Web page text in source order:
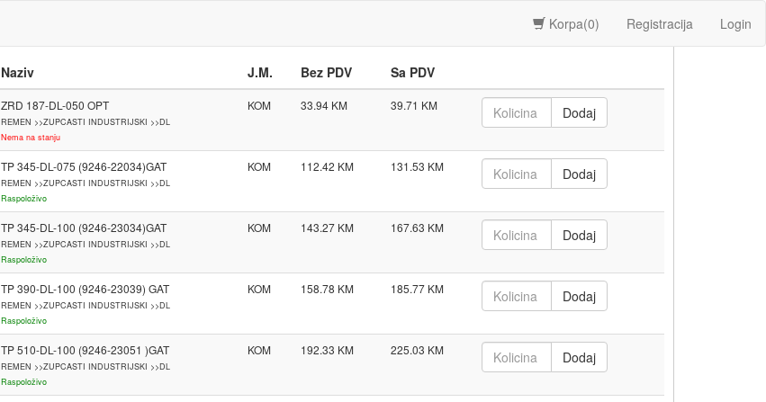
Korpa(0) Registracija Login
Naziv J.M. Bez PDV Sa PDV
ZRD 187-DL-050 OPT
REMEN >>ZUPCASTI INDUSTRIJSKI >>DL
Nema na stanju
KOM 33.94 39.71
TP 345-DL-075 (9246-22034)GAT
REMEN >>ZUPCASTI INDUSTRIJSKI >>DL
Raspoloživo
KOM 112.42 131.53
TP 345-DL-100 (9246-23034)GAT
REMEN >>ZUPCASTI INDUSTRIJSKI >>DL
Raspoloživo
KOM 143.27 167.63
TP 390-DL-100 (9246-23039) GAT
REMEN >>ZUPCASTI INDUSTRIJSKI >>DL
Raspoloživo
KOM 158.78 185.77
TP 510-DL-100 (9246-23051 )GAT
REMEN >>ZUPCASTI INDUSTRIJSKI >>DL
Raspoloživo
KOM 192.33 225.03